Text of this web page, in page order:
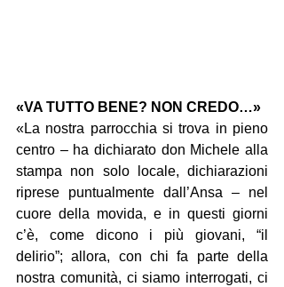
«VA TUTTO BENE? NON CREDO…»
«La nostra parrocchia si trova in pieno
centro – ha dichiarato don Michele alla
stampa non solo locale, dichiarazioni
riprese puntualmente dall’Ansa – nel
cuore della movida, e in questi giorni
c’è, come dicono i più giovani, “il
delirio”; allora, con chi fa parte della
nostra comunità, ci siamo interrogati, ci